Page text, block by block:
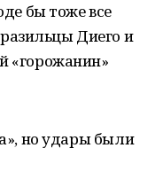
бы тоже все
Диего и
«горожанин»
но удары были